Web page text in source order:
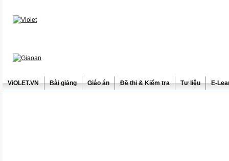
ViOLET.VN Bài giảng Giáo án Đề thi & Kiểm tra Tư liệu E-